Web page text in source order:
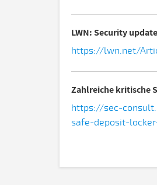
LWN: Security
https://lwn.net/
Zahlreiche kritische
https://sec-
safe-deposit-